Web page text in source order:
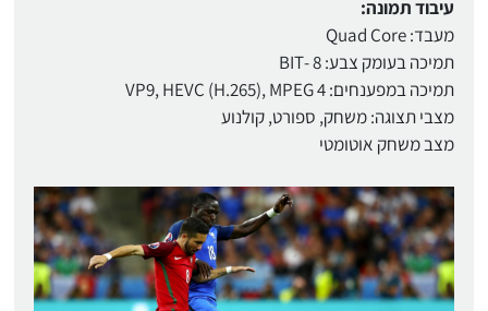
עיבוד תמונה:
מעבד: Quad Core
תמיכה בעומק צבע: 8 -BIT
תמיכה במפענחים: VP9, HEVC (H.265), MPEG 4
מצבי תצוגה: משחק, ספורט, קולנוע
מצב משחק אוטומטי